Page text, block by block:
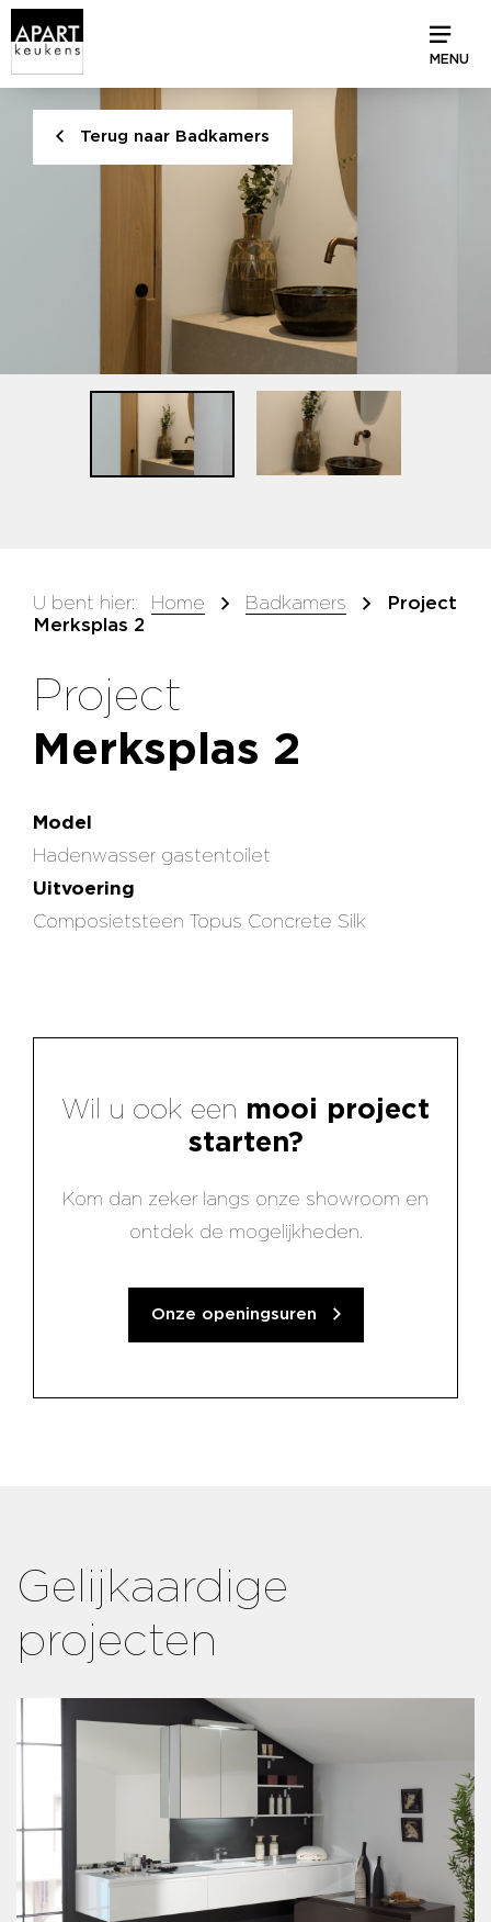
MENU
Terug naar Badkamers
U bent hier: Home Badkamers
Project
Merksplas 2
Project
Merksplas 2
Model
Hadenwasser gastentoilet
Uitvoering
Composietsteen Topus Concrete Silk
Wil u ook een mooi project
starten?
Kom dan zeker langs onze showroom en
ontdek de mogelijkheden.
Onze openingsuren
Gelijkaardige
projecten